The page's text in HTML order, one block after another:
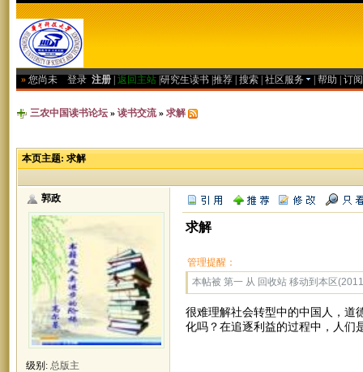
» 您尚未 登录 注册 返回主站 研究生读书 推荐 搜索 社区服务 帮助 订
三农中国读书论坛 » 读书交流» 求解
本页主题: 求解
郭政
级别: 总版主
求解
管理提醒：
本帖被 第一 从 回收站 移动到本区
很难理解社会转型中的中国人，道
化吗？在追逐利益的过程中，人们